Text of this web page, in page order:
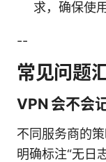
求，确保使
--
常见问题
VPN 会不会
不同服务商的
明确标注“无日